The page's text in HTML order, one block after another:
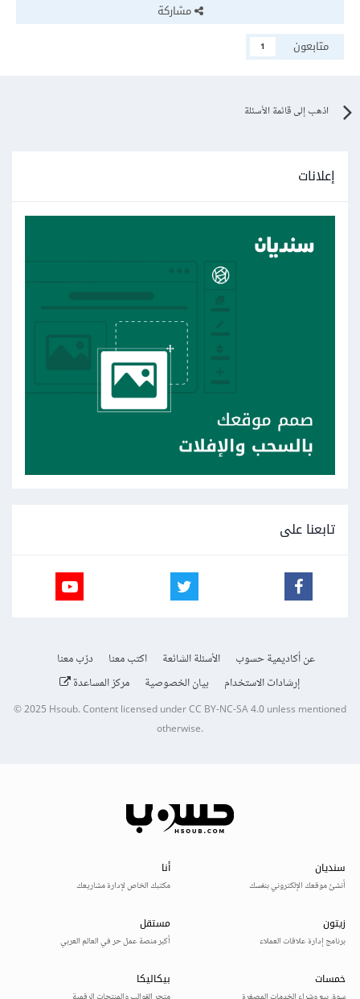
مشاركة
متابعون
1
اذهب إلى قائمة الأسئلة
إعلانات
تابعنا على
عن أكاديمية حسوب الأسئلة الشائعة اكتب معنا
درّب معنا
إرشادات الاستخدام
بيان الخصوصية مركز المساعدة
© 2025Hsoub.Content licensed underCC BY-NC-SA 4.0unless mentioned
otherwise.